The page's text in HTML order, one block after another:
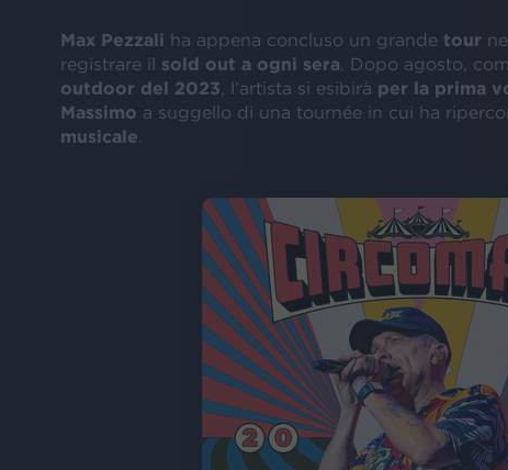
Max Pezzali ha appena concluso un grande tour
registrare il sold out a ogni sera . Dopo agosto,
outdoor del 2023 , l’artista si esibirà per la prima
Massimo a suggello di una tournée in cui ha
musicale